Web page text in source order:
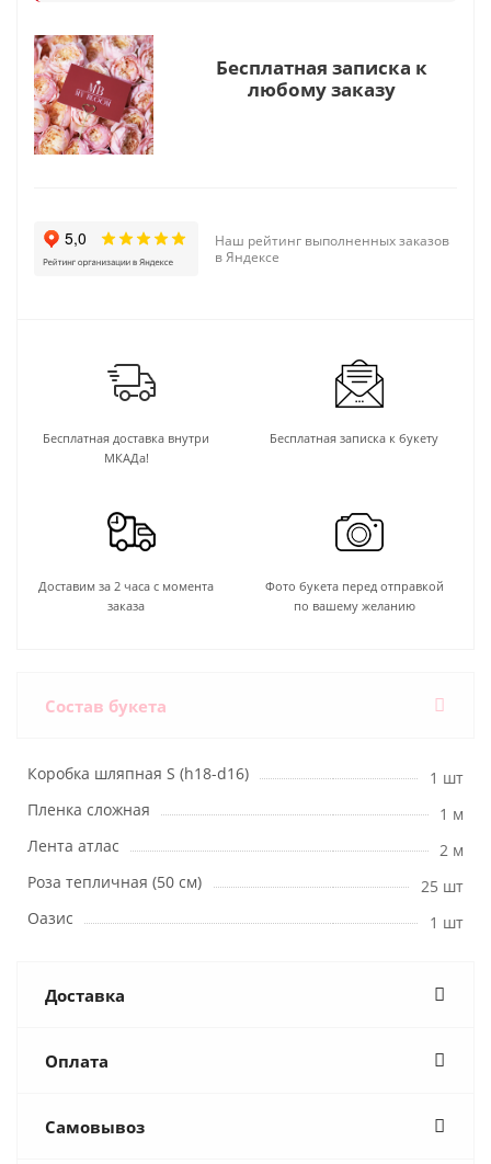
Бесплатная записка к
любому заказу
Наш рейтинг выполненных заказов
в Яндексе
Бесплатная доставка внутри
МКАДа!
Бесплатная записка к букету
Доставим за 2 часа с момента
заказа
Фото букета перед отправкой
по вашему желанию
Состав букета
Коробка шляпная S (h18-d16)
1 шт
Пленка сложная
1 м
Лента атлас
2 м
Роза тепличная (50 см)
25 шт
Оазис
1 шт
Доставка
Оплата
Самовывоз